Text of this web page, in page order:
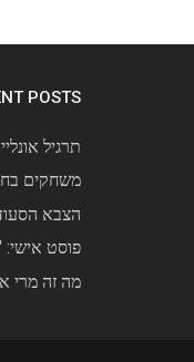
POSTS
תרגיל
משחקים
הצבא
פוסט אישי:
מה זה מרי